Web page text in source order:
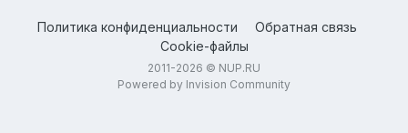
Политика конфиденциальности
Обратная связь
Cookie-файлы
2011-2026 © NUP.RU
Powered by Invision Community